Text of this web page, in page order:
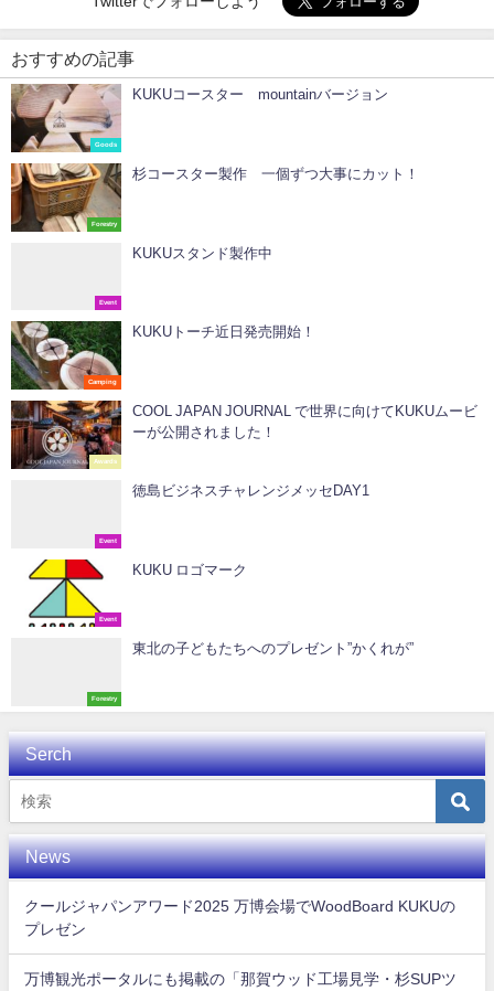
おすすめの記事
Goods
KUKUコースター mountainバージョン
Forestry
杉コースター製作 一個ずつ大事にカット！
Event
KUKUスタンド製作中
Camping
KUKUトーチ近日発売開始！
Awards
COOL JAPAN JOURNAL で世界に向けてKUKUムービ
ーが公開されました！
Event
徳島ビジネスチャレンジメッセDAY1
Event
KUKU ロゴマーク
Forestry
東北の子どもたちへのプレゼント”かくれが”
Serch
News
クールジャパンアワード2025 万博会場でWoodBoard KUKUの
プレゼン
万博観光ポータルにも掲載の「那賀ウッド工場見学・杉SUPツ